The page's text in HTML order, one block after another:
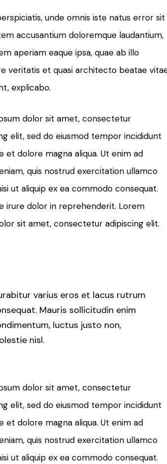
unde omnis iste natus error sit
accusantium doloremque laudantium,
aperiam eaque ipsa, quae ab illo
veritatis et quasi architecto beatae
explicabo.
dolor sit amet, consectetur
elit, sed do eiusmod tempor incididunt
et dolore magna aliqua. Ut enim ad
quis nostrud exercitation ullamco
ut aliquip ex ea commodo consequat.
irure dolor in reprehenderit. Lorem
sit amet, consectetur adipiscing elit.
varius eros et lacus rutrum
Mauris sollicitudin enim
luctus justo non,
nisl.
dolor sit amet, consectetur
elit, sed do eiusmod tempor incididunt
et dolore magna aliqua. Ut enim ad
quis nostrud exercitation ullamco
ut aliquip ex ea commodo consequat.